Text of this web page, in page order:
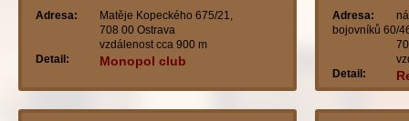
Adresa:
Matěje Kopeckého 675/21,
708 00 Ostrava
vzdálenost cca 900 m
Detail:
Monopol club
Adresa:
bojovníků 60/
Detail: